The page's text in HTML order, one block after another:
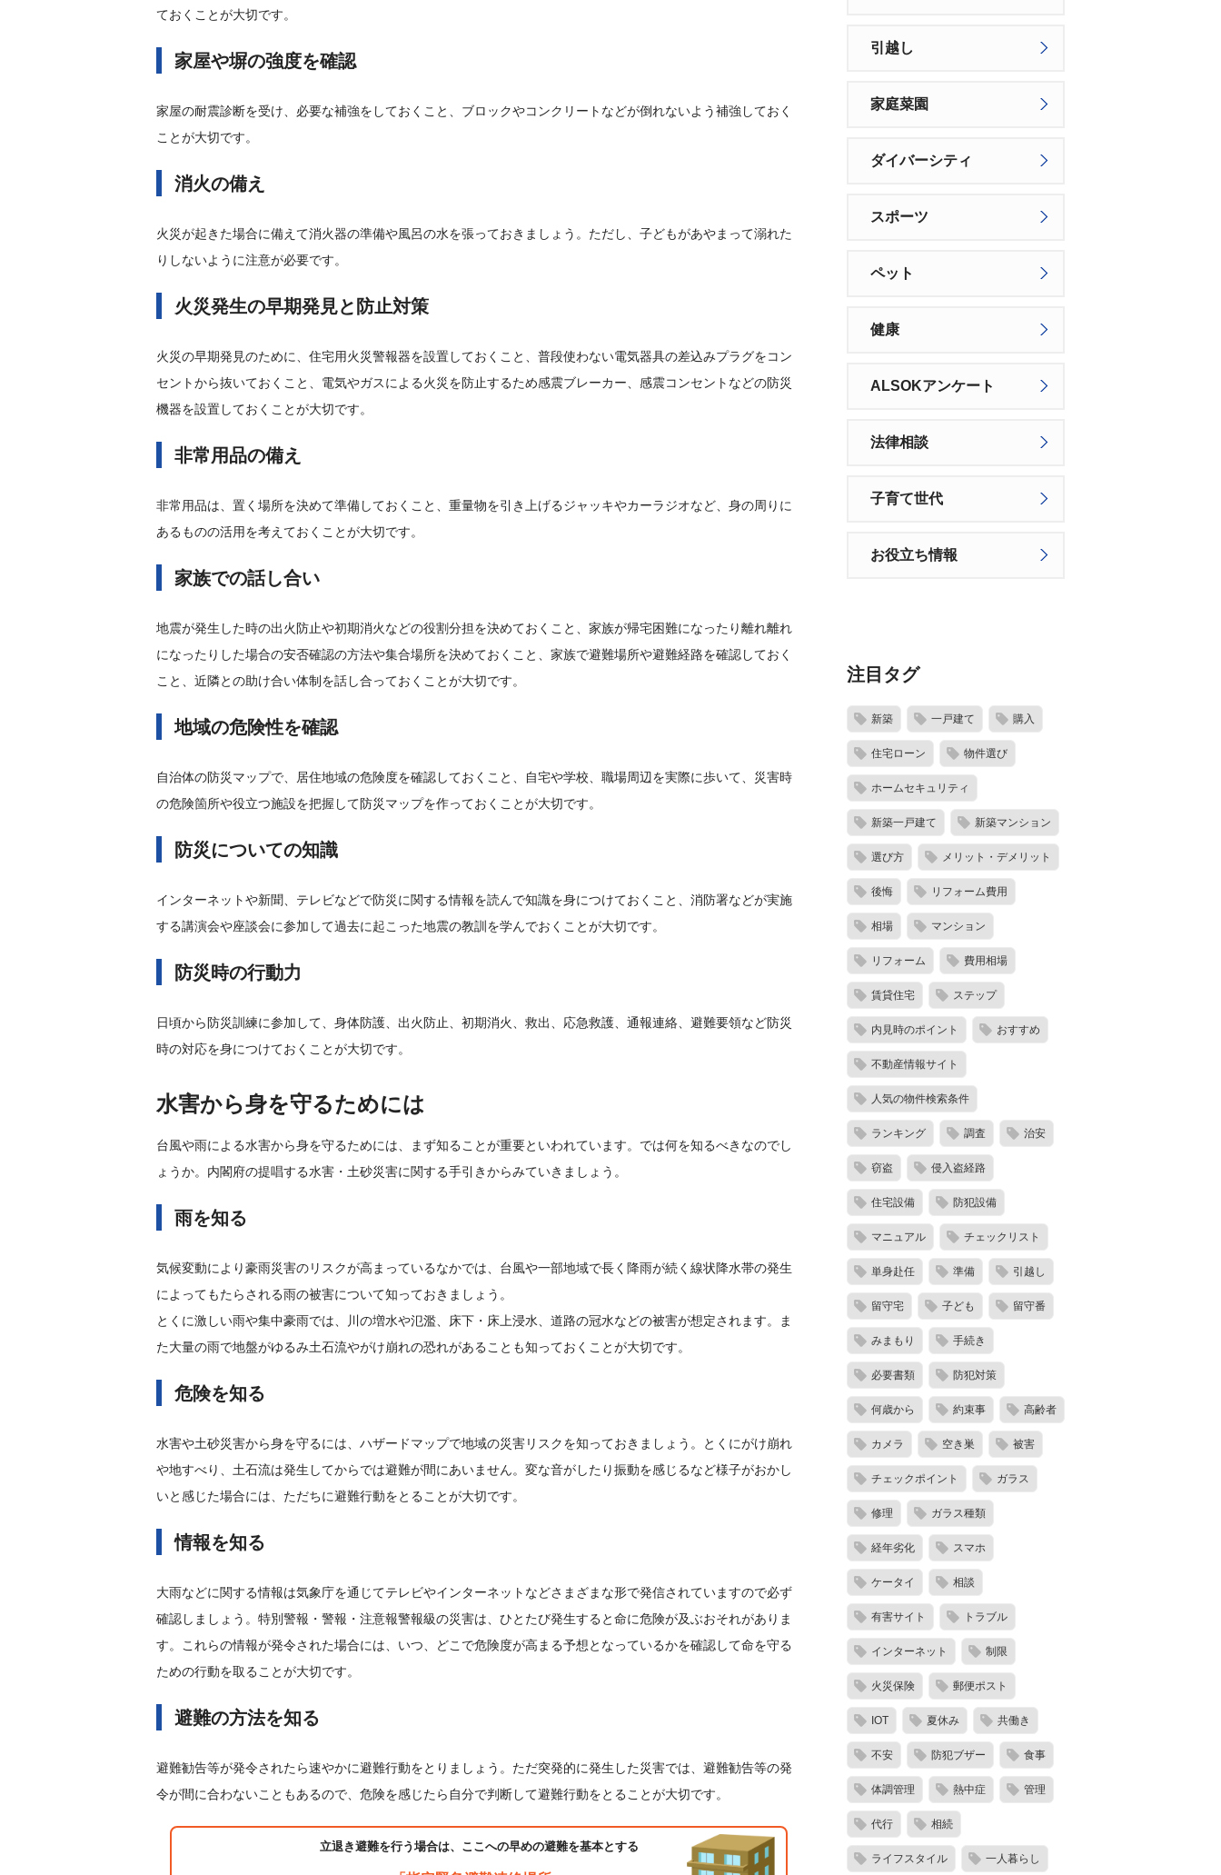
ておくことが大切です。
家屋や塀の強度を確認
家屋の耐震診断を受け、必要な補強をしておくこと、ブロックやコンクリートなどが倒れないよう補強しておく
ことが大切です。
消火の備え
火災が起きた場合に備えて消火器の準備や風呂の水を張っておきましょう。ただし、子どもがあやまって溺れた
りしないように注意が必要です。
火災発生の早期発見と防止対策
火災の早期発見のために、住宅用火災警報器を設置しておくこと、普段使わない電気器具の差込みプラグをコン
セントから抜いておくこと、電気やガスによる火災を防止するため感震ブレーカー、感震コンセントなどの防災
機器を設置しておくことが大切です。
非常用品の備え
非常用品は、置く場所を決めて準備しておくこと、重量物を引き上げるジャッキやカーラジオなど、身の周りに
あるものの活用を考えておくことが大切です。
家族での話し合い
地震が発生した時の出火防止や初期消火などの役割分担を決めておくこと、家族が帰宅困難になったり離れ離れ
になったりした場合の安否確認の方法や集合場所を決めておくこと、家族で避難場所や避難経路を確認しておく
こと、近隣との助け合い体制を話し合っておくことが大切です。
地域の危険性を確認
自治体の防災マップで、居住地域の危険度を確認しておくこと、自宅や学校、職場周辺を実際に歩いて、災害時
の危険箇所や役立つ施設を把握して防災マップを作っておくことが大切です。
防災についての知識
インターネットや新聞、テレビなどで防災に関する情報を読んで知識を身につけておくこと、消防署などが実施
する講演会や座談会に参加して過去に起こった地震の教訓を学んでおくことが大切です。
防災時の行動力
日頃から防災訓練に参加して、身体防護、出火防止、初期消火、救出、応急救護、通報連絡、避難要領など防災
時の対応を身につけておくことが大切です。
水害から身を守るためには
台風や雨による水害から身を守るためには、まず知ることが重要といわれています。では何を知るべきなのでし
ょうか。内閣府の提唱する水害・土砂災害に関する手引きからみていきましょう。
雨を知る
気候変動により豪雨災害のリスクが高まっているなかでは、台風や一部地域で長く降雨が続く線状降水帯の発生
によってもたらされる雨の被害について知っておきましょう。
とくに激しい雨や集中豪雨では、川の増水や氾濫、床下・床上浸水、道路の冠水などの被害が想定されます。ま
た大量の雨で地盤がゆるみ土石流やがけ崩れの恐れがあることも知っておくことが大切です。
危険を知る
水害や土砂災害から身を守るには、ハザードマップで地域の災害リスクを知っておきましょう。とくにがけ崩れ
や地すべり、土石流は発生してからでは避難が間にあいません。変な音がしたり振動を感じるなど様子がおかし
いと感じた場合には、ただちに避難行動をとることが大切です。
情報を知る
大雨などに関する情報は気象庁を通じてテレビやインターネットなどさまざまな形で発信されていますので必ず
確認しましょう。特別警報・警報・注意報警報級の災害は、ひとたび発生すると命に危険が及ぶおそれがありま
す。これらの情報が発令された場合には、いつ、どこで危険度が高まる予想となっているかを確認して命を守る
ための行動を取ることが大切です。
避難の方法を知る
避難勧告等が発令されたら速やかに避難行動をとりましょう。ただ突発的に発生した災害では、避難勧告等の発
令が間に合わないこともあるので、危険を感じたら自分で判断して避難行動をとることが大切です。
立退き避難を行う場合は、ここへの早めの避難を基本とする
引越し
家庭菜園
ダイバーシティ
スポーツ
ペット
健康
ALSOKアンケート
法律相談
子育て世代
お役立ち情報
注目タグ
新築 一戸建て 購入
住宅ローン 物件選び
ホームセキュリティ
新築一戸建て 新築マンション
選び方 メリット・デメリット
後悔 リフォーム費用
相場 マンション
リフォーム 費用相場
賃貸住宅 ステップ
内見時のポイント おすすめ
不動産情報サイト
人気の物件検索条件
ランキング 調査 治安
窃盗 侵入盗経路
住宅設備 防犯設備
マニュアル チェックリスト
単身赴任 準備 引越し
留守宅 子ども 留守番
みまもり 手続き
必要書類 防犯対策
何歳から 約束事 高齢者
カメラ 空き巣 被害
チェックポイント ガラス
修理 ガラス種類
経年劣化 スマホ
ケータイ 相談
有害サイト トラブル
インターネット 制限
火災保険 郵便ポスト
IOT 夏休み 共働き
不安 防犯ブザー 食事
体調管理 熱中症 管理
代行 相続
ライフスタイル 一人暮らし